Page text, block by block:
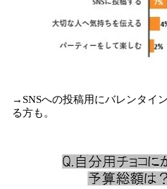
→SNSへの投稿用にバレンタイ
る方も。